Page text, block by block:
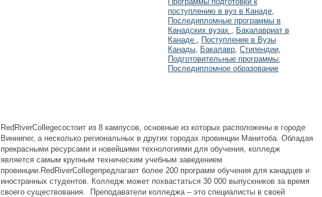
поступлению в вуз в Канаде,
Последипломные программы в
Канадских вузах , Бакалавриат в
Канаде , Поступление в Вузы
Канады, Бакалавр, Стипендии,
Подготовительные программы,
Последипломное образование
RedRiverCollegeсостоит из 8 кампусов, основные из которых расположены в городе
Виннипег, а несколько региональных в других городах провинции Манитоба. Обладая
прекрасными ресурсами и новейшими технологиями для обучения, колледж
является самым крупным техническим учебным заведением
провинции.RedRiverCollegeпредлагает более 200 программ обучения для канадцев и
иностранных студентов. Колледж может похвастаться 30 000 выпускников за время
своего существования. Преподаватели колледжа – это специалисты в своей